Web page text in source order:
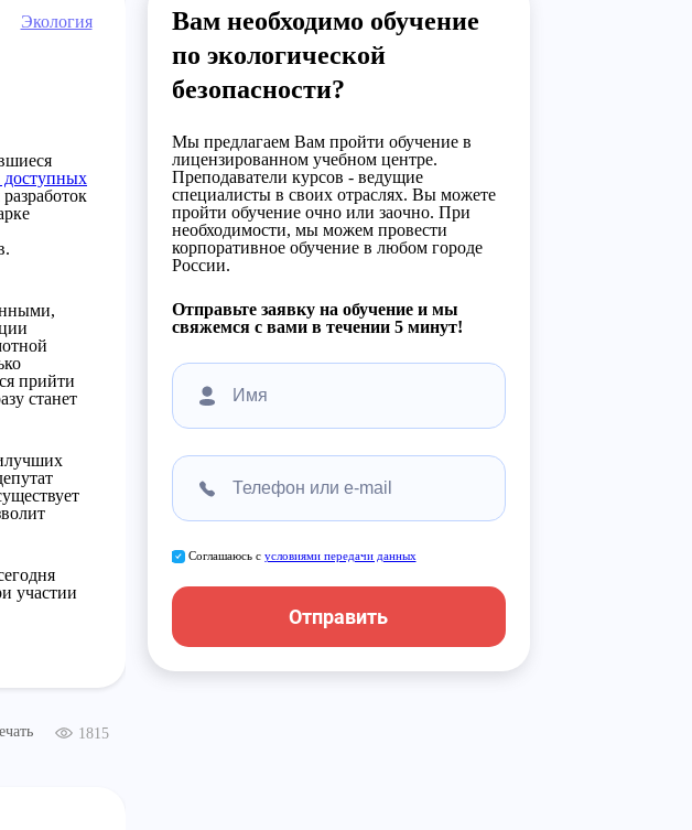
Экология
прийти
станет
участии
1815
Вам необходимо обучение
по экологической
безопасности?
Мы предлагаем Вам пройти обучение в
лицензированном учебном центре.
Преподаватели курсов - ведущие
специалисты в своих отраслях. Вы можете
пройти обучение очно или заочно. При
необходимости, мы можем провести
корпоративное обучение в любом городе
России.
Отправьте заявку на обучение и мы
свяжемся с вами в течении 5 минут!
Соглашаюсь с условиями передачи данных
Отправить